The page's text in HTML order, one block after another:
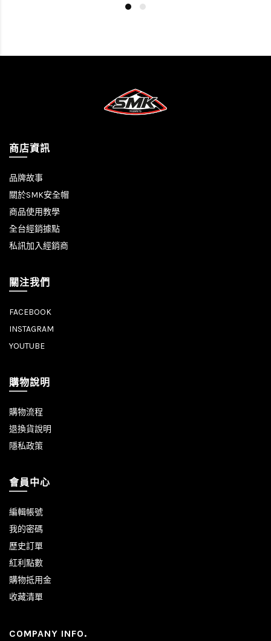
商店資訊
品牌故事
關於SMK安全帽
商品使用教學
全台經銷據點
私訊加入經銷商
關注我們
FACEBOOK
INSTAGRAM
YOUTUBE
購物說明
購物流程
退換貨說明
隱私政策
會員中心
編輯帳號
我的密碼
歷史訂單
紅利點數
購物抵用金
收藏清單
COMPANY INFO.